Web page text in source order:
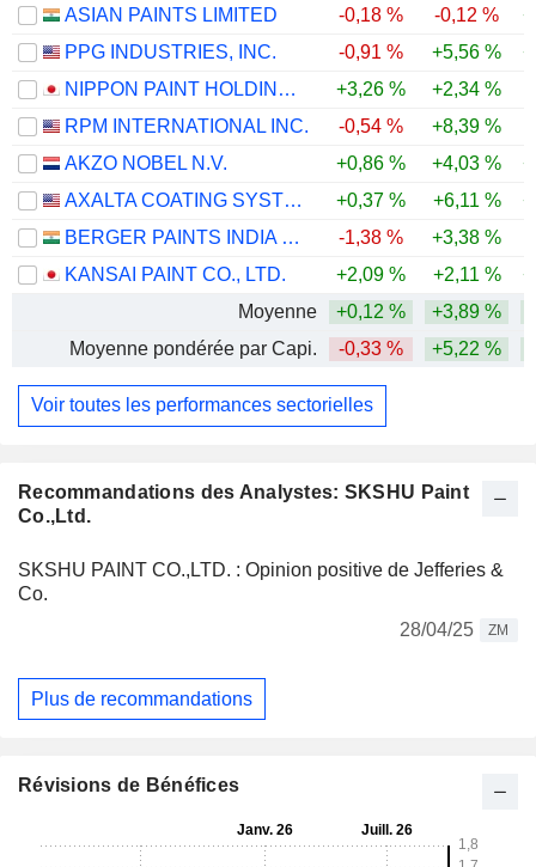
Recommandations des Analystes: SKSHU Paint
Co.,Ltd.
SKSHU PAINT CO.,LTD. : Opinion positive de Jefferies &
Co.
28/04/25
ZM
Plus de recommandations
ASIAN PAINTS LIMITED
-0,18 % -0,12 %
PPG INDUSTRIES, INC.
-0,91 % +5,56 %
NIPPON PAINT HOLDINGS CO., LTD.
+3,26 % +2,34 %
RPM INTERNATIONAL INC.
-0,54 % +8,39 %
AKZO NOBEL N.V.
+0,86 % +4,03 %
AXALTA COATING SYSTEMS LTD.
+0,37 % +6,11 %
BERGER PAINTS INDIA LIMITED
-1,38 % +3,38 %
KANSAI PAINT CO., LTD.
+2,09 % +2,11 %
Moyenne
+0,12 % +3,89 %
Moyenne pondérée par Capi.
-0,33 % +5,22 %
Voir toutes les performances sectorielles
Révisions de Bénéfices